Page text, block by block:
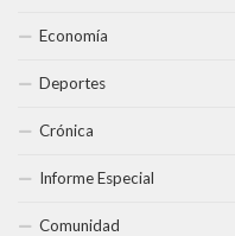
Economía
Deportes
Crónica
Informe Especial
Comunidad